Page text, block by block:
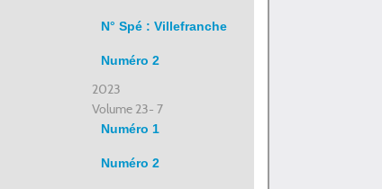
N° Spé : Villefranche
Numéro 2
2023
Volume 23- 7
Numéro 1
Numéro 2